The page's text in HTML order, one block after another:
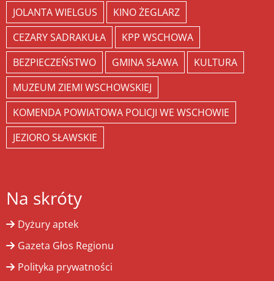
JOLANTA WIELGUS
KINO ŻEGLARZ
CEZARY SADRAKUŁA
KPP WSCHOWA
BEZPIECZEŃSTWO
GMINA SŁAWA
KULTURA
MUZEUM ZIEMI WSCHOWSKIEJ
KOMENDA POWIATOWA POLICJI WE WSCHOWIE
JEZIORO SŁAWSKIE
Na skróty
Dyżury aptek
Gazeta Głos Regionu
Polityka prywatności